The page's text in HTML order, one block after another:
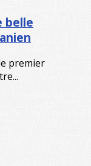
belle
premier